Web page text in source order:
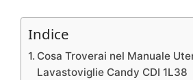
Indice
Cosa Troverai nel Manuale
Lavastoviglie Candy CDI 1L38